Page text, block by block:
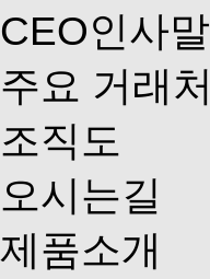
CEO인사말
주요 거래처
조직도
오시는길
제품소개